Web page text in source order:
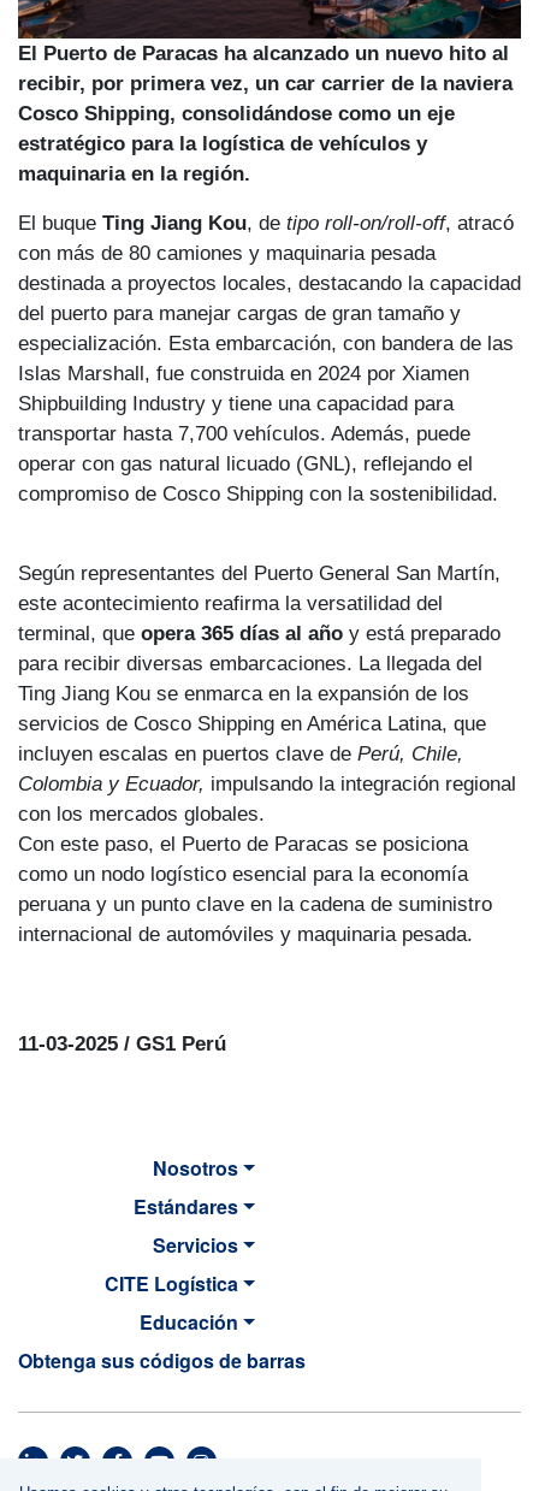
El Puerto de Paracas ha alcanzado un nuevo hito al
recibir, por primera vez, un car carrier de la naviera
Cosco Shipping, consolidándose como un eje
estratégico para la logística de vehículos y
maquinaria en la región.
El buque Ting Jiang Kou, de tipo roll-on/roll-off, atracó
con más de 80 camiones y maquinaria pesada
destinada a proyectos locales, destacando la capacidad
del puerto para manejar cargas de gran tamaño y
especialización. Esta embarcación, con bandera de las
Islas Marshall, fue construida en 2024 por Xiamen
Shipbuilding Industry y tiene una capacidad para
transportar hasta 7,700 vehículos. Además, puede
operar con gas natural licuado (GNL), reflejando el
compromiso de Cosco Shipping con la sostenibilidad.
Según representantes del Puerto General San Martín,
este acontecimiento reafirma la versatilidad del
terminal, que opera 365 días al año y está preparado
para recibir diversas embarcaciones. La llegada del
Ting Jiang Kou se enmarca en la expansión de los
servicios de Cosco Shipping en América Latina, que
incluyen escalas en puertos clave de Perú, Chile,
Colombia y Ecuador, impulsando la integración regional
con los mercados globales.
Con este paso, el Puerto de Paracas se posiciona
como un nodo logístico esencial para la economía
peruana y un punto clave en la cadena de suministro
internacional de automóviles y maquinaria pesada.
11-03-2025 / GS1 Perú
Nosotros
Estándares
Servicios
CITE Logística
Educación
Obtenga sus códigos de barras